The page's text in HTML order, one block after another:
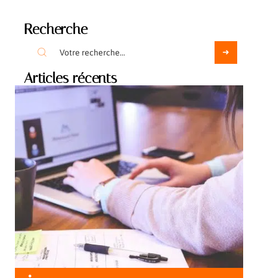
Recherche
Articles récents